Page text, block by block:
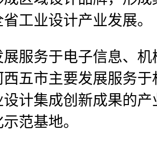
工业设计产业发展。
务于电子信息、机
五市主要发展服务
计集成创新成果的
范基地。